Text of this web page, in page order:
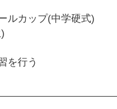
ルカップ(中学硬式)
を行う